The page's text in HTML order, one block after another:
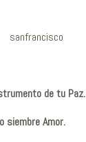
de tu Paz.
siembre Amor.